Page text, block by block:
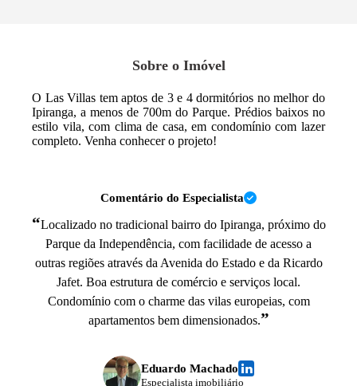
Sobre o Imóvel
O Las Villas tem aptos de 3 e 4 dormitórios no melhor do
Ipiranga, a menos de 700m do Parque. Prédios baixos no
estilo vila, com clima de casa, em condomínio com lazer
completo. Venha conhecer o projeto!
Comentário do Especialista
“Localizado no tradicional bairro do Ipiranga, próximo do
Parque da Independência, com facilidade de acesso a
outras regiões através da Avenida do Estado e da Ricardo
Jafet. Boa estrutura de comércio e serviços local.
Condomínio com o charme das vilas europeias, com
apartamentos bem dimensionados.”
Eduardo Machado
Especialista imobiliário